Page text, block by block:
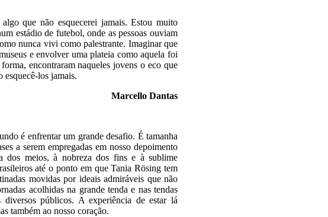
que não esquecerei jamais. Estou muito
estádio de futebol, onde as pessoas ouviam
nunca vivi como palestrante. Imaginar que
e envolver uma plateia como aquela foi
encontraram naqueles jovens o eco que
esquecê-los jamais.
Dantas
é enfrentar um grande desafio. É tamanha
a serem empregadas em nosso depoimento
dos meios, à nobreza dos fins e à sublime
até o ponto em que Tania Rösing tem
movidas por ideais admiráveis que não
acolhidas na grande tenda e nas tendas
públicos. A experiência de estar lá
também ao nosso coração.